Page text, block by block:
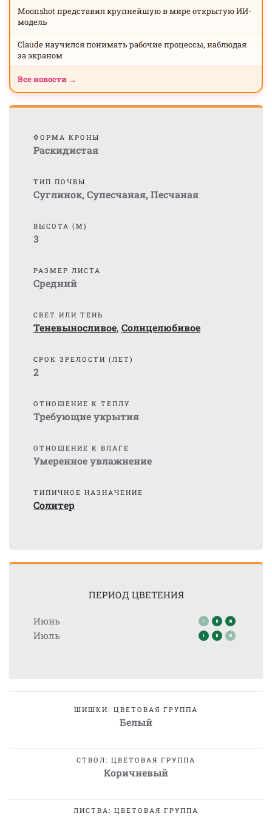
Moonshot представил крупнейшую в мире открытую ИИ-
модель
Claude научился понимать рабочие процессы, наблюдая
за экраном
Все новости →
ФОРМА КРОНЫ
Раскидистая
ТИП ПОЧВЫ
Суглинок, Супесчаная, Песчаная
ВЫСОТА (М)
3
РАЗМЕР ЛИСТА
Средний
СВЕТ ИЛИ ТЕНЬ
Теневыносливое, Солнцелюбивое
СРОК ЗРЕЛОСТИ (ЛЕТ)
2
ОТНОШЕНИЕ К ТЕПЛУ
Требующие укрытия
ОТНОШЕНИЕ К ВЛАГЕ
Умеренное увлажнение
ТИПИЧНОЕ НАЗНАЧЕНИЕ
Солитер
ПЕРИОД ЦВЕТЕНИЯ
Июнь
Июль
ШИШКИ: ЦВЕТОВАЯ ГРУППА
Белый
СТВОЛ: ЦВЕТОВАЯ ГРУППА
Коричневый
ЛИСТВА: ЦВЕТОВАЯ ГРУППА